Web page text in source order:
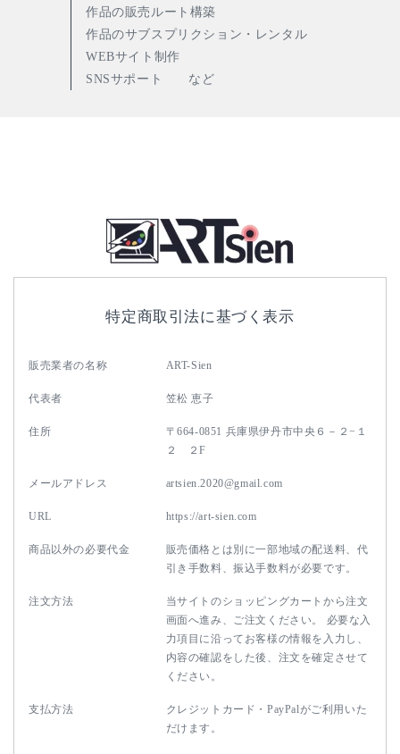
作品の販売ルート構築
作品のサブスプリクション・レンタル
WEBサイト制作
SNSサポート など
特定商取引法に基づく表示
販売業者の名称 ART-Sien
代表者 笠松 恵子
住所
〒664-0851 兵庫県伊丹市中央６－２−１
２ ２F
メールアドレス artsien.2020@gmail.com
URL https://art-sien.com
商品以外の必要代金
販売価格とは別に一部地域の配送料、代
引き手数料、振込手数料が必要です。
注文方法
当サイトのショッピングカートから注文
画面へ進み、ご注文ください。 必要な入
力項目に沿ってお客様の情報を入力し、
内容の確認をした後、注文を確定させて
ください。
支払方法
クレジットカード・PayPalがご利用いた
だけます。